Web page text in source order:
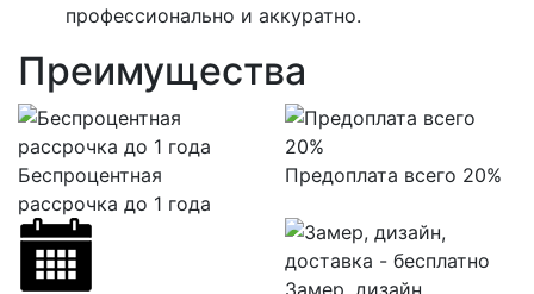
профессионально и аккуратно.
Преимущества
Беспроцентная
рассрочка до 1 года
Предоплата всего 20%
Замер, дизайн,